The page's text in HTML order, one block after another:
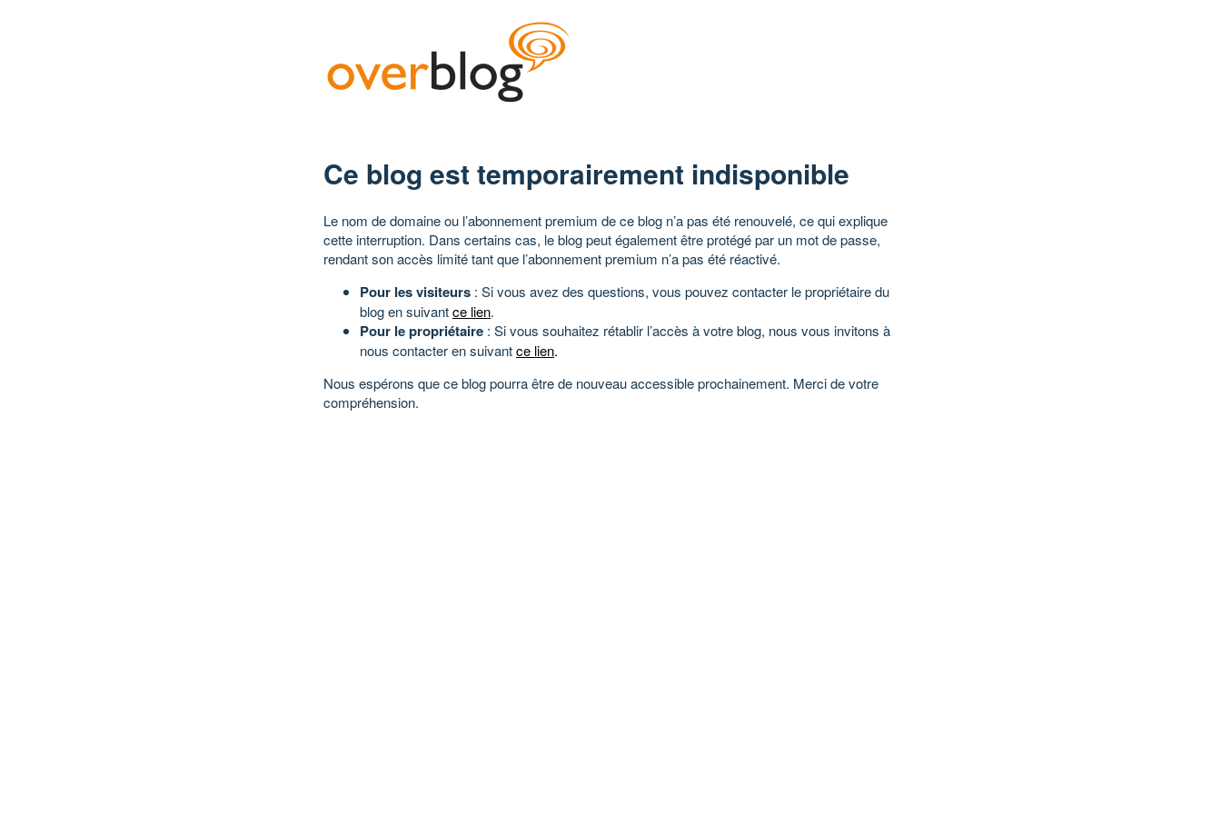
Ce blog est temporairement indisponible
Le nom de domaine ou l’abonnement premium de ce blog n’a pas été renouvelé, ce qui explique
cette interruption. Dans certains cas, le blog peut également être protégé par un mot de passe,
rendant son accès limité tant que l’abonnement premium n’a pas été réactivé.
Pour les visiteurs : Si vous avez des questions, vous pouvez contacter le propriétaire du
blog en suivantce lien.
Pour le propriétaire : Si vous souhaitez rétablir l’accès à votre blog, nous vous invitons à
nous contacter en suivantce lien.
Nous espérons que ce blog pourra être de nouveau accessible prochainement. Merci de votre
compréhension.